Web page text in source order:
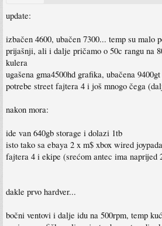
update:
izbačen 4600, ubačen 7300... temp su malo
prijašnji, ali i dalje pričamo o 50c rangu na
kulera
ugašena gma4500hd grafika, ubačena
potrebe street fajtera 4 i još mnogo čega
nakon mora:
ide van 640gb storage i dolazi 1tb
isto tako sa ebaya 2 x m$ xbox wired
fajtera 4 i ekipe (srećom antec ima naprijed
dakle prvo hardver...
bočni ventovi i dalje idu na 500rpm, temp